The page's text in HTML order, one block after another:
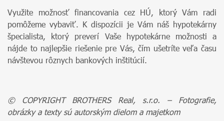
Využite možnosť financovania cez HÚ, ktorý Vám radi
pomôžeme vybaviť. K dispozícii je Vám náš hypotekárny
špecialista, ktorý preverí Vaše hypotekárne možnosti a
nájde to najlepšie riešenie pre Vás, čím ušetríte veľa času
návštevou rôznych bankových inštitúcií.
© COPYRIGHT BROTHERS Real, s.r.o. – Fotografie,
obrázky a texty sú autorským dielom a majetkom